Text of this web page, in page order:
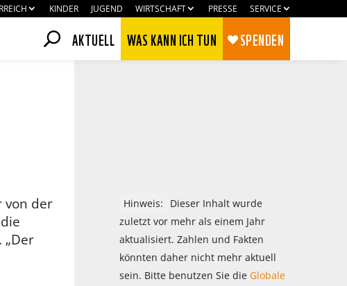
KINDER JUGEND WIRTSCHAFT PRESSE SERVICE
AKTUELL WAS KANN ICH TUN SPENDEN
von der
Hinweis:
Dieser Inhalt wurde
zuletzt vor mehr als einem Jahr
aktualisiert. Zahlen und Fakten
könnten daher nicht mehr aktuell
sein. Bitte benutzen Sie die Globale
Ablehnen